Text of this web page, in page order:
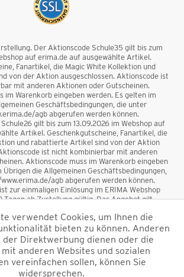
Der Aktionscode Schule35 gilt bis zum
auf erima.de auf ausgewählte Artikel.
Fanartikel, die Magic White Kollektion und
von der Aktion ausgeschlossen. Aktionscode ist
mit anderen Aktionen oder Gutscheinen.
im Warenkorb eingeben werden. Es gelten im
Geschäftsbedingungen, die unter
agb abgerufen werden können.
gilt bis zum 13.09.2026 im Webshop auf
Artikel. Geschenkgutscheine, Fanartikel, die
und rabattierte Artikel sind von der Aktion
ist nicht kombinierbar mit anderen
Aktionscode muss im Warenkorb eingeben
Übrigen die Allgemeinen Geschäftsbedingungen,
agb abgerufen werden können.
zur einmaligen Einlösung im ERIMA Webshop
Tagen ab Zustellung gültig. Das Angebot gilt
sind vom Rabatt ausgeschlossen. Der
mit anderen Aktionen oder Gutscheinen
Der Mindestbestellwert beträgt 50 €
sich inkl. Mehrwertsteuer und zzgl.
ggf. Nachnahmegebühren, wenn nicht anders
verwendet Cookies, um Ihnen die
bieten zu können. Anderen
der Direktwerbung dienen oder die
anderen Websites und sozialen
vereinfachen sollen, können Sie
widersprechen.